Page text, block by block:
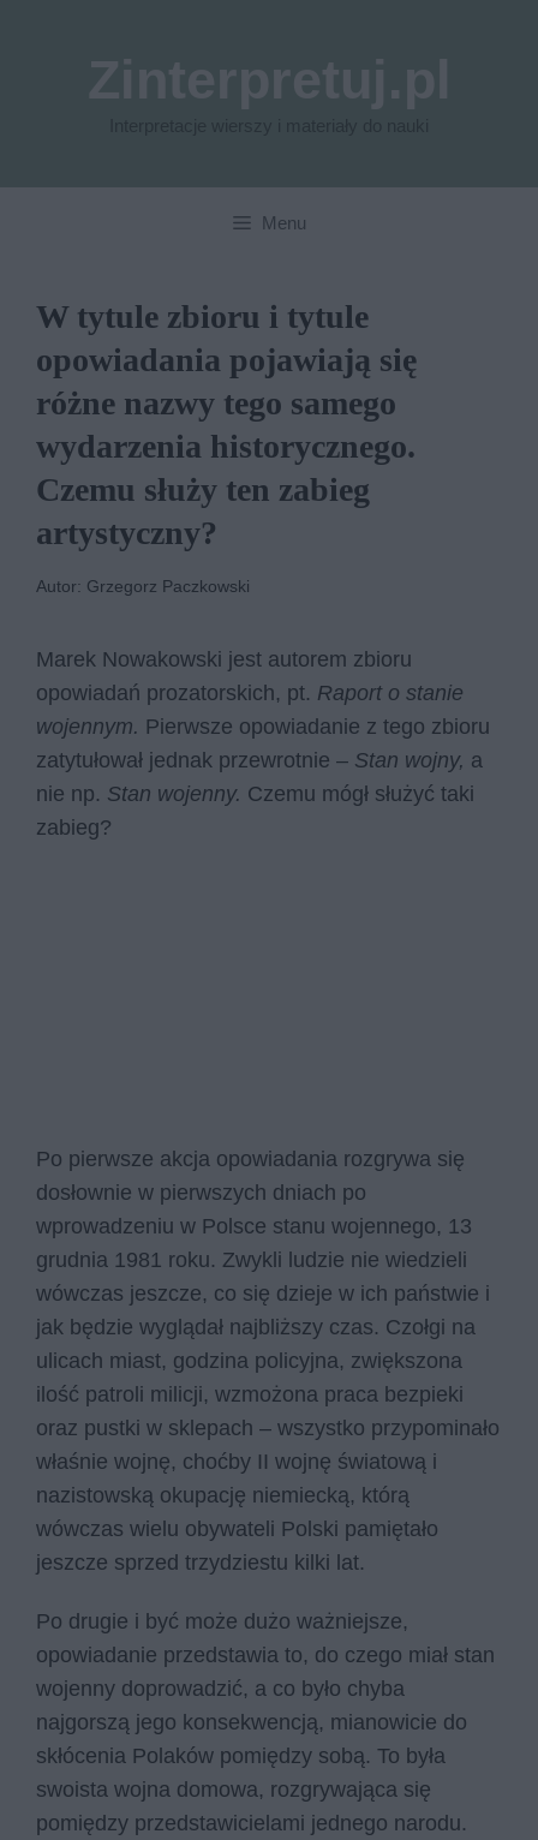
Menu
W tytule zbioru i tytule
opowiadania pojawiają się
różne nazwy tego samego
wydarzenia historycznego.
Czemu służy ten zabieg
artystyczny?
Autor: Grzegorz Paczkowski
Marek Nowakowski jest autorem zbioru
opowiadań prozatorskich, pt. Raport o stanie
wojennym. Pierwsze opowiadanie z tego zbioru
zatytułował jednak przewrotnie – Stan wojny, a
nie np. Stan wojenny. Czemu mógł służyć taki
zabieg?
Po pierwsze akcja opowiadania rozgrywa się
dosłownie w pierwszych dniach po
wprowadzeniu w Polsce stanu wojennego, 13
grudnia 1981 roku. Zwykli ludzie nie wiedzieli
wówczas jeszcze, co się dzieje w ich państwie i
jak będzie wyglądał najbliższy czas. Czołgi na
ulicach miast, godzina policyjna, zwiększona
ilość patroli milicji, wzmożona praca bezpieki
oraz pustki w sklepach – wszystko przypominało
właśnie wojnę, choćby II wojnę światową i
nazistowską okupację niemiecką, którą
wówczas wielu obywateli Polski pamiętało
jeszcze sprzed trzydziestu kilki lat.
Po drugie i być może dużo ważniejsze,
opowiadanie przedstawia to, do czego miał stan
wojenny doprowadzić, a co było chyba
najgorszą jego konsekwencją, mianowicie do
skłócenia Polaków pomiędzy sobą. To była
swoista wojna domowa, rozgrywająca się
pomiędzy przedstawicielami jednego narodu.